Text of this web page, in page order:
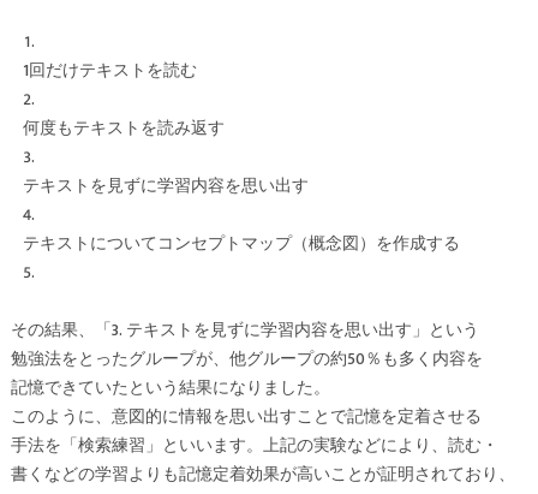
1回だけテキストを読む
何度もテキストを読み返す
テキストを見ずに学習内容を思い出す
テキストについてコンセプトマップ（概念図）を作成する
その結果、「3. テキストを見ずに学習内容を思い出す」という
勉強法をとったグループが、他グループの約50％も多く内容を
記憶できていたという結果になりました。
このように、意図的に情報を思い出すことで記憶を定着させる
手法を「検索練習」といいます。上記の実験などにより、読む・
書くなどの学習よりも記憶定着効果が高いことが証明されており、